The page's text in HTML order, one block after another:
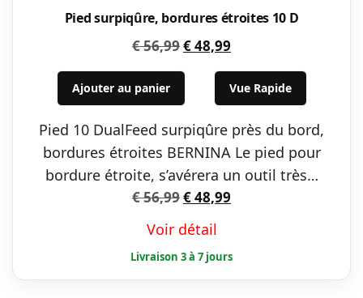
Pied surpiqûre, bordures étroites 10 D
€56,99Le
prix
était :
€ 56,99.
€48,99
prix
actuel
est :
€ 48,99.
Ajouter au panier Vue Rapide
Pied 10 DualFeed surpiqûre près du bord,
bordures étroites BERNINA Le pied pour
bordure étroite, s’avérera un outil très…
€56,99Le
initial
était :
€ 56,99.
€48,99
est :
€ 48,99.
Voir détail